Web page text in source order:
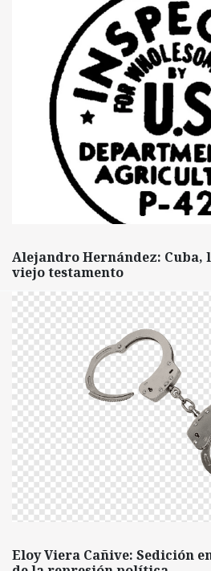
Alejandro Hernández: Cuba,
viejo testamento
Eloy Viera Cañive: Sedición